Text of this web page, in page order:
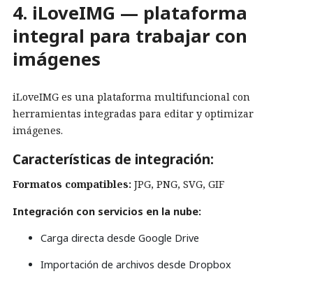
4. iLoveIMG — plataforma
integral para trabajar con
imágenes
iLoveIMG es una plataforma multifuncional con
herramientas integradas para editar y optimizar
imágenes.
Características de integración:
Formatos compatibles: JPG, PNG, SVG, GIF
Integración con servicios en la nube:
Carga directa desde Google Drive
Importación de archivos desde Dropbox